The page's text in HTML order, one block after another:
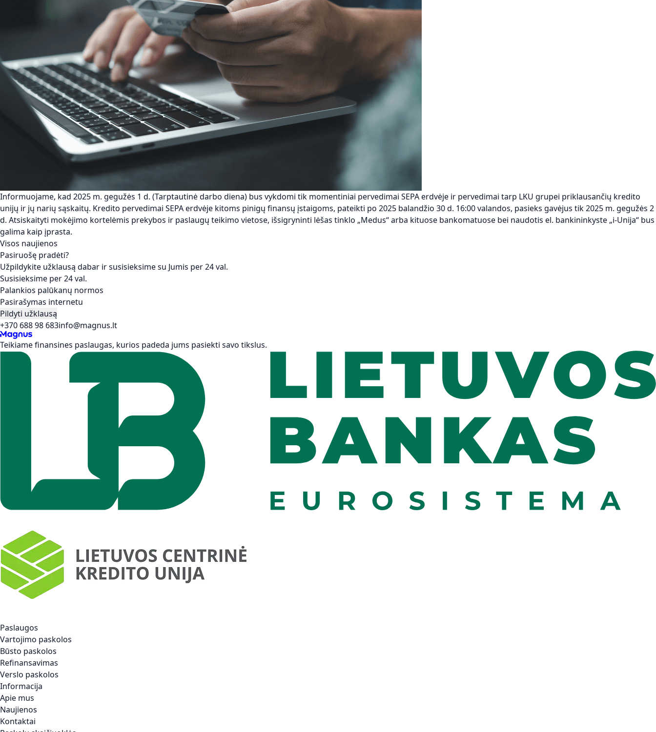
Informuojame, kad 2025 m. gegužės 1 d. (Tarptautinė darbo diena) bus vykdomi tik momentiniai pervedimai SEPA erdvėje ir pervedimai tarp LKU grupei priklausančių kredito
unijų ir jų narių sąskaitų. Kredito pervedimai SEPA erdvėje kitoms pinigų finansų įstaigoms, pateikti po 2025 balandžio 30 d. 16:00 valandos, pasieks gavėjus tik 2025 m. gegužės 2
d. Atsiskaityti mokėjimo kortelėmis prekybos ir paslaugų teikimo vietose, išsigryninti lėšas tinklo „Medus“ arba kituose bankomatuose bei naudotis el. bankininkyste „i-Unija“ bus
galima kaip įprasta.
Visos naujienos
Pasiruošę pradėti?
Užpildykite užklausą dabar ir susisieksime su Jumis per 24 val.
Susisieksime per 24 val.
Palankios palūkanų normos
Pasirašymas internetu
Pildyti užklausą
+370 688 98 683info@magnus.lt
Teikiame finansines paslaugas, kurios padeda jums pasiekti savo tikslus.
Paslaugos
Vartojimo paskolos
Būsto paskolos
Refinansavimas
Verslo paskolos
Informacija
Apie mus
Naujienos
Kontaktai